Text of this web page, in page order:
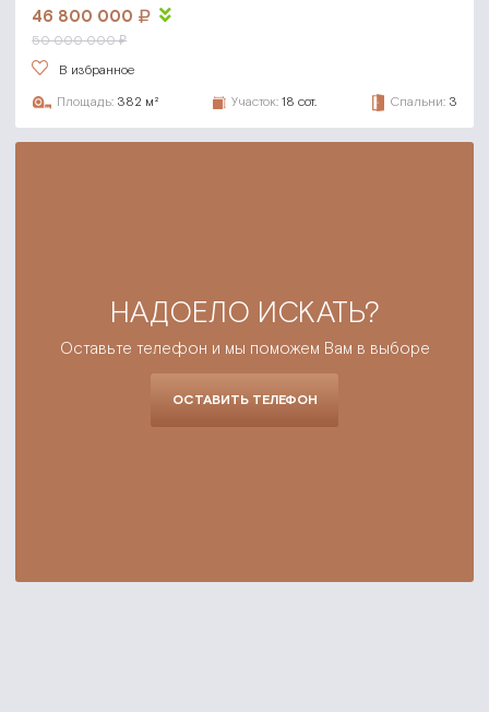
46 800 000
50 000 000 ₽
В избранное
Площадь: 382 м² Участок: 18 сот. Спальни: 3
НАДОЕЛО ИСКАТЬ?
Оставьте телефон и мы поможем Вам в выборе
ОСТАВИТЬ ТЕЛЕФОН